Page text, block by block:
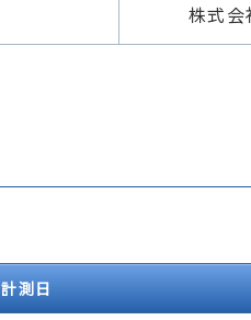
株式会
計測日